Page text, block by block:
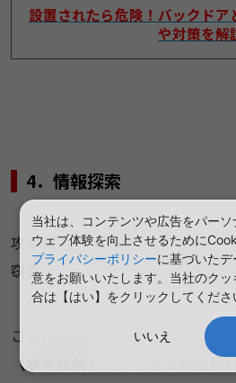
設置されたら危険！バックドア
や対策を解
4．情報探索
攻撃基盤がある程度構築できた
窃取して、侵入できる端末を増
この情報探索のフェーズでは、​​
（水平移動）
という手法が使わ
当社は、コンテンツや広告をパー
ウェブ体験を向上させるために
プライバシーポリシーに基づいた
意をお願いいたします。当社のク
合は【はい】をクリックしてくださ
いいえ